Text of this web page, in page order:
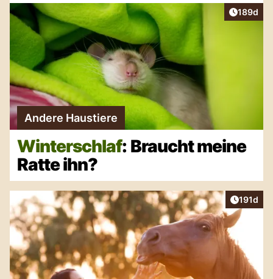
Artikel
189d
Andere Haustiere
Winterschlaf: Braucht meine
Ratte ihn?
Artikel
191d